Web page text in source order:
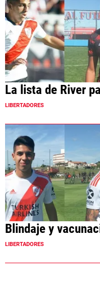
La lista de River
LIBERTADORES
Blindaje y
LIBERTADORES